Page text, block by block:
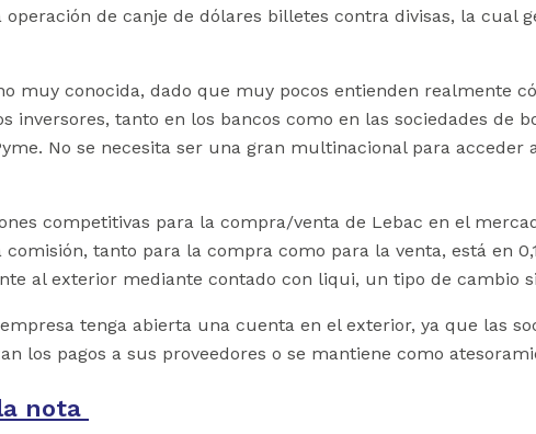
de canje de dólares billetes contra divisas, la cual
muy conocida, dado que muy pocos entienden
inversores, tanto en los bancos como en las sociedades
No se necesita ser una gran multinacional para
competitivas para la compra/venta de Lebac en el
comisión, tanto para la compra como para la venta, está en
al exterior mediante contado con liqui, un tipo de cambio
tenga abierta una cuenta en el exterior, ya que las
los pagos a sus proveedores o se mantiene como
nota